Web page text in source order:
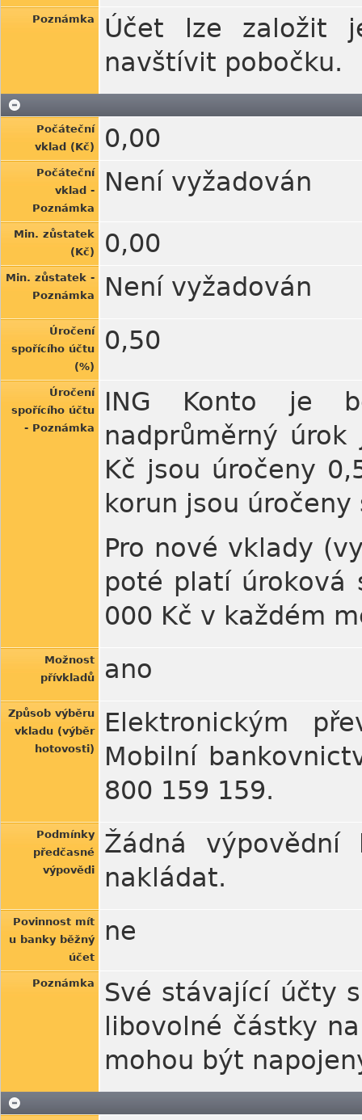
Poznámka
Účet lze založit
navštívit pobočku.
Počáteční
vklad (Kč)
0,00
Počáteční
vklad -
Poznámka
Není vyžadován
Min. zůstatek
(Kč)
0,00
Min. zůstatek -
Poznámka
Není vyžadován
Úročení
spořícího účtu
(%)
0,50
Úročení
spořícího účtu
- Poznámka
ING Konto je
nadprůměrný
Kč jsou úročeny
korun jsou úročeny
Pro nové vklady
poté platí úroková
000 Kč v každém
Možnost
přívkladů
ano
Způsob výběru
vkladu (výběr
hotovosti)
Elektronickým
Mobilní
800 159 159.
Podmínky
předčasné
výpovědi
Žádná
nakládat.
Povinnost mít
u banky běžný
účet
ne
Poznámka
Své stávající účty
libovolné částky
mohou být